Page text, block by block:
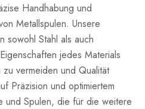
Handhabung und
Metallspulen. Unsere
sowohl Stahl als auch
jedes Materials
vermeiden und Qualität
Präzision und optimiertem
und Spulen, die für die weitere